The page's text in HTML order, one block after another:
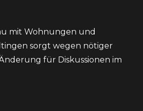
mit Wohnungen und
sorgt wegen nötiger
für Diskussionen im